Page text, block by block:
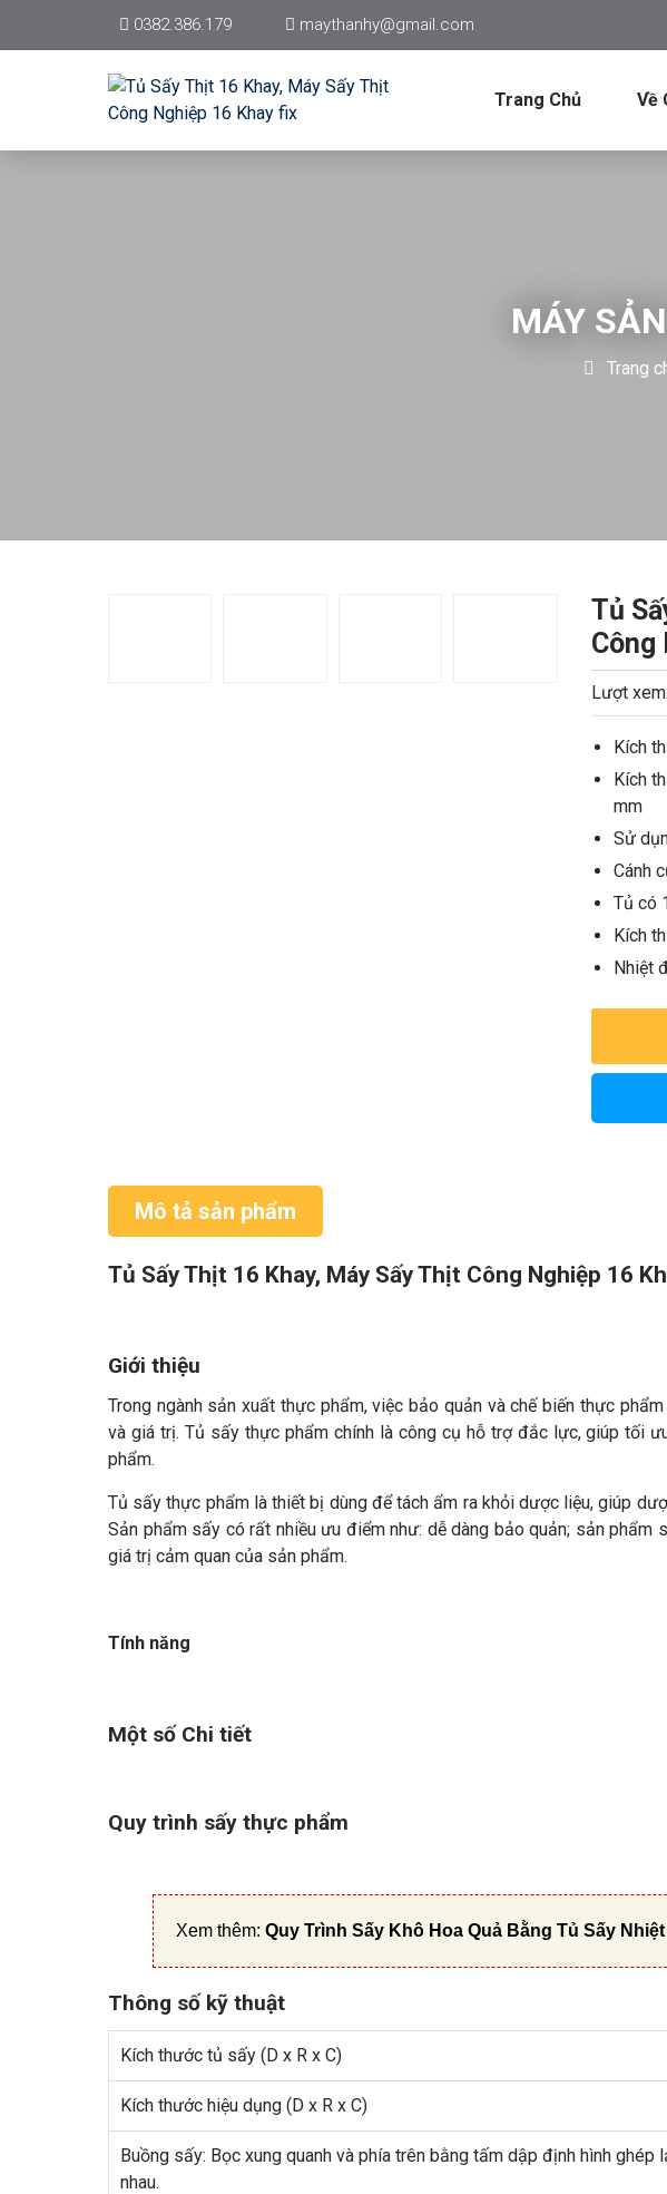
0382.386.179 maythanhy@gmail.com
Trang Chủ Về
MÁY
Trang
Tủ
Công
Lượt
Kích
Kích
mm
Sử
Cánh
Tủ có
Kích
Nhiệt
Mô tả sản phẩm
Tủ Sấy Thịt 16 Khay, Máy Sấy Thịt Công Nghiệp 16
Giới thiệu
Trong ngành sản xuất thực phẩm, việc bảo quản và chế biến thực
và giá trị. Tủ sấy thực phẩm chính là công cụ hỗ trợ đắc lực, giúp tối
phẩm.
Tủ sấy thực phẩm là thiết bị dùng để tách ẩm ra khỏi dược liệu, giúp
Sản phẩm sấy có rất nhiều ưu điểm như: dễ dàng bảo quản; sản phẩm
giá trị cảm quan của sản phẩm.
Tính năng
Một số Chi tiết
Quy trình sấy thực phẩm
Xem thêm: Quy Trình Sấy Khô Hoa Quả Bằng Tủ Sấy Nhiệt
Thông số kỹ thuật
Kích thước tủ sấy (D x R x C)
Kích thước hiệu dụng (D x R x C)
Buồng sấy: Bọc xung quanh và phía trên bằng tấm dập định hình ghép
nhau.